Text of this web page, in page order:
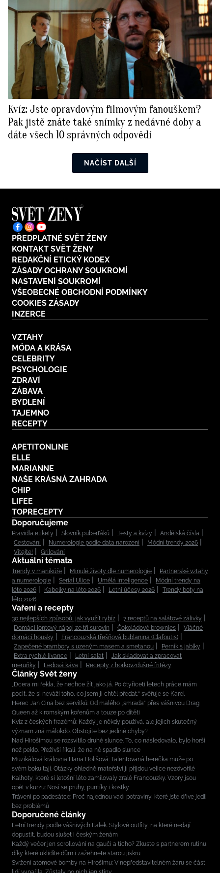
Kvíz: Jste opravdovým filmovým fanouškem?
Pak jistě znáte také snímky z nedávné doby a
dáte všech 10 správných odpovědí
NAČÍST DALŠÍ
PŘEDPLATNÉ SVĚT ŽENY
KONTAKT SVĚT ŽENY
REDAKČNÍ ETICKÝ KODEX
ZÁSADY OCHRANY SOUKROMÍ
NASTAVENÍ SOUKROMÍ
VŠEOBECNÉ OBCHODNÍ PODMÍNKY
COOKIES ZÁSADY
INZERCE
VZTAHY
MÓDA A KRÁSA
CELEBRITY
PSYCHOLOGIE
ZDRAVÍ
ZÁBAVA
BYDLENÍ
TAJEMNO
RECEPTY
APETITONLINE
ELLE
MARIANNE
NAŠE KRÁSNÁ ZAHRADA
CHIP
LIFEE
TOPRECEPTY
Doporučujeme
Pravidla etikety Slovník puberťáků Testy a kvízy
Andělská čísla
Cestování
Numerologie podle data narození
Módní trendy 2026
Vítejte!
Grilování
Aktuální témata
Trendy v manikúře Minulé životy dle numerologie
Partnerské vztahy
a numerologie
Seriál Ulice Umělá inteligence
Módní trendy na
léto 2026
Kabelky na léto 2026 Letní účesy 2026
Trendy boty na
léto 2026
Vaření a recepty
30 nejlepších způsobů, jak využít rybíz
7 receptů na salátové zálivky
Domácí iontový nápoj ze tří surovin
Čokoládové brownies
Vláčné
domácí housky
Francouzská třešňová bublanina (Clafoutis)
Zapečené brambory s uzeným masem a smetanou
Perník s jablky
Extra rychlé lívance
Letní salát
Jak skladovat a zpracovat
meruňky
Ledová káva Recepty z horkovzdušné fritézy
Články Svět ženy
„Dcera mi řekla, že nechce žít jako já. Po čtyřiceti letech práce mám
pocit, že si neváží toho, co jsem jí chtěl předat,“ svěřuje se Karel
Herec Jan Cina bez servítků: Od malého „smrada” přes vášnivou Drag
Queen až k romským kořenům a touze po dítěti
Kvíz z českých frazémů: Každý je někdy používá, ale jejich skutečný
význam zná málokdo. Obstojíte bez jediné chyby?
Nad Hirošimou se rozsvítilo druhé slunce. To, co následovalo, bylo horší
než peklo. Přeživší říkali, že na ně spadlo slunce
Muzikálová královna Hana Holišová: Talentovaná herečka muže po
svém boku tají. Otázky ohledně mateřství jí přijdou velice nezdvořilé
Kalhoty, které si letošní léto zamilovaly zralé Francouzky. Vzory jsou
opět v kurzu: Nosí se pruhy, puntíky i kostky
Trávení po padesátce: Proč najednou vadí potraviny, které jste dříve jedli
bez problémů
Doporučené články
Letní trendy podle vášnivých Italek. Stylové outfity, na které nedají
dopustit, budou slušet i českým ženám
Každý večer jen scrollování na gauči a ticho? Zkuste s partnerem rutinu,
díky které uklidíte dům i zažehnete starou jiskru
Svržení atomové bomby na Hirošimu: V nepředstavitelném žáru se část